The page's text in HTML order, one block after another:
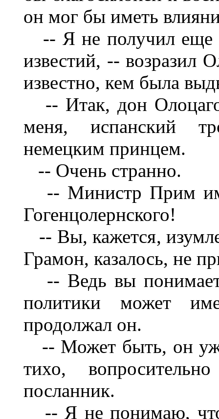
он мог бы иметь
-- Я не получил еще
известий, -- возразил
известно, кем была
-- Итак, дон
меня, испанский
немецким принцем.
-- Очень странно.
-- Министр Прим
Гогенцолернского!
-- Вы, кажется,
Грамон, казалось, не
-- Ведь вы
политики может
продолжал он.
-- Может быть, он
тихо,
посланник.
-- Я не понимаю, что